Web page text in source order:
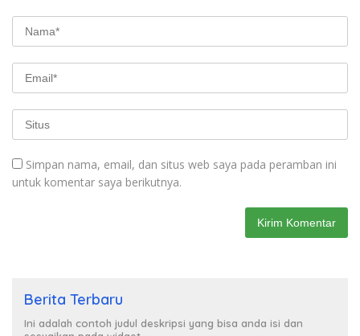
Simpan nama, email, dan situs web saya pada peramban ini
untuk komentar saya berikutnya.
Berita Terbaru
Ini adalah contoh judul deskripsi yang bisa anda isi dan